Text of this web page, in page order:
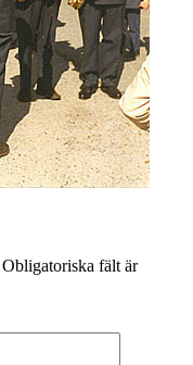
Obligatoriska fält är